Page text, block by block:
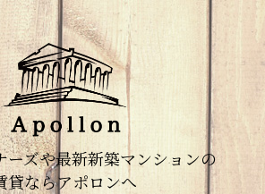
ーズや最新新築マンションの
貸ならアポロンへ